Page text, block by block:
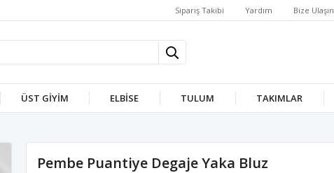
Sipariş Takibi Yardım Bize Ulaşın
ÜST GİYİM ELBİSE TULUM TAKIMLAR
Pembe Puantiye Degaje Yaka Bluz